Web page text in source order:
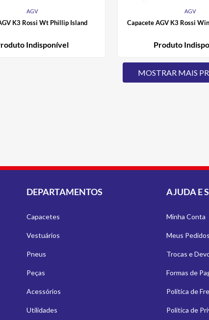
AGV
K3 Rossi Wt Phillip Island
Indisponível
AGV
Capacete AGV K3 Rossi
Produto
DEPARTAMENTOS
Capacetes
Vestuários
Pneus
Peças
Acessórios
Utilidades
AJUDA E
Minha Conta
Meus Pedidos
Trocas e
Formas de
Política de
Política de